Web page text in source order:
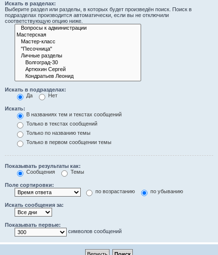
Искать в разделах:
Выберите раздел или разделы, в которых будет произведён поиск. Поиск в
подразделах производится автоматически, если вы не отключили
соответствующую опцию ниже.
Искать в подразделах:
Да
Нет
Искать:
В названиях тем и текстах сообщений
Только в текстах сообщений
Только по названию темы
Только в первом сообщении темы
Показывать результаты как:
Сообщения
Темы
Поле сортировки:
по возрастанию
по убыванию
Искать сообщения за:
Показывать первые:
символов сообщений